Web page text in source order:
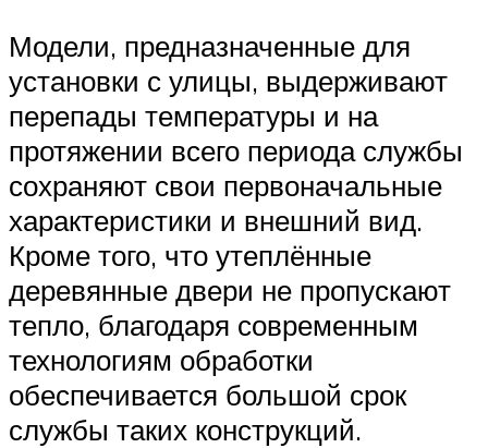
Модели, предназначенные для
установки с улицы, выдерживают
перепады температуры и на
протяжении всего периода службы
сохраняют свои первоначальные
характеристики и внешний вид.
Кроме того, что утеплённые
деревянные двери не пропускают
тепло, благодаря современным
технологиям обработки
обеспечивается большой срок
службы таких конструкций.